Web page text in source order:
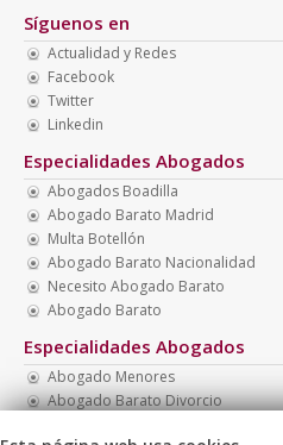
Síguenos en
Actualidad y Redes
Facebook
Twitter
Linkedin
Especialidades Abogados
Abogados Boadilla
Abogado Barato Madrid
Multa Botellón
Abogado Barato Nacionalidad
Necesito Abogado Barato
Abogado Barato
Especialidades Abogados
Abogado Menores
Abogado Barato Divorcio